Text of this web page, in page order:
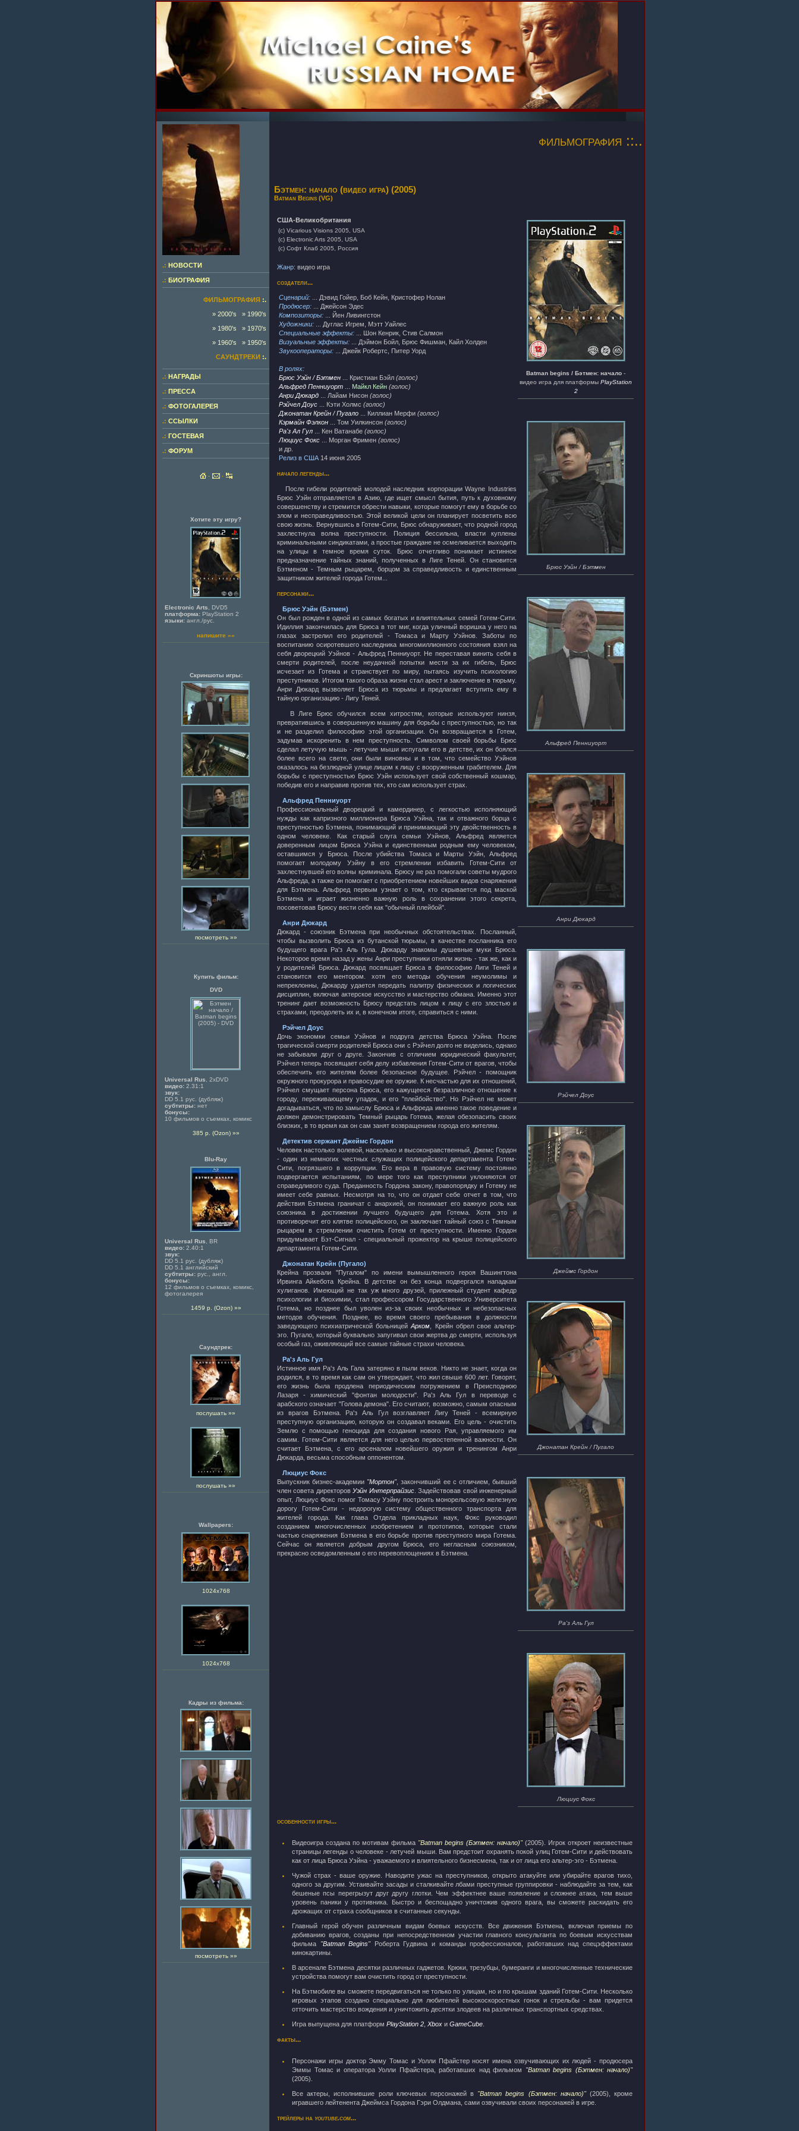
.: НОВОСТИ
.: БИОГРАФИЯ
ФИЛЬМОГРАФИЯ :.
» 2000's
» 1990's
» 1980's
» 1970's
» 1960's
» 1950's
САУНДТРЕКИ :.
.: НАГРАДЫ
.: ПРЕССА
.: ФОТОГАЛЕРЕЯ
.: ССЫЛКИ
.: ГОСТЕВАЯ
.: ФОРУМ
· ·
Хотите эту игру?
Electronic Arts , DVD5
платформа: PlayStation 2
языки: англ./рус.
напишите »»
Скриншоты игры:
посмотреть »»
Купить фильм:
DVD
Universal Rus , 2xDVD
видео: 2.31:1
звук:
DD 5.1 рус. (дубляж)
субтитры: нет
бонусы:
10 фильмов о съемках, комикс
385 р. (Ozon) »»
Blu-Ray
Universal Rus , BR
видео: 2.40:1
звук:
DD 5.1 рус. (дубляж)
DD 5.1 английский
субтитры: рус., англ.
бонусы:
12 фильмов о съемках, комикс,
фотогалерея
1459 р. (Ozon) »»
Саундтрек:
послушать »»
послушать »»
Wallpapers:
1024х768
1024х768
Кадры из фильма:
посмотреть »»
фильмография ::..
Бэтмен: начало (видео игра) (2005)
Batman Begins (VG)
США-Великобритания
(c) Vicarious Visions 2005, USA
(c) Electronic Arts 2005, USA
(c) Софт Клаб 2005, Россия
Жанр: видео игра
создатели...
Сценарий: ... Дэвид Гойер, Боб Кейн, Кристофер Нолан
Продюсер: ... Джейсон Эдес
Композиторы: ... Йен Ливингстон
Художники: ... Дуглас Игрем, Мэтт Уайлес
Специальные эффекты: ... Шон Кенрик, Стив Салмон
Визуальные эффекты: ... Дэймон Бойл, Брюс Фишман, Кайл Холден
Звукооператоры: ... Джейк Робертс, Питер Уорд
В ролях:
Брюс Уэйн / Бэтмен ... Кристиан Бэйл (голос)
Альфред Пенниуорт
Майкл Кейн (голос)
Анри Дюкард ... Лайам Нисон (голос)
Рэйчел Доус ... Кэти Холмс (голос)
Джонатан Крейн / Пугало ... Киллиан Мерфи (голос)
Кэрмайн Фэлкон ... Том Уилкинсон (голос)
Ра'з Ал Гул ... Кен Ватанабе (голос)
Люциус Фокс ... Морган Фримен (голос)
и др.
Релиз в США 14 июня 2005
начало легенды...
После гибели родителей молодой наследник корпорации Wayne Industries
Брюс Уэйн отправляется в Азию, где ищет смысл бытия, путь к духовному
совершенству и стремится обрести навыки, которые помогут ему в борьбе со
злом и несправедливостью. Этой великой цели он планирует посветить всю
свою жизнь. Вернувшись в Готем-Сити, Брюс обнаруживает, что родной город
захлестнула волна преступности. Полиция бессильна, власти куплены
криминальными синдикатами, а простые граждане не осмеливается выходить
на улицы в темное время суток. Брюс отчетливо понимает истинное
предназначение тайных знаний, полученных в Лиге Теней. Он становится
Бэтменом - Темным рыцарем, борцом за справедливость и единственным
защитником жителей города Готем...
персонажи...
Брюс Уэйн (Бэтмен)
Он был рожден в одной из самых богатых и влиятельных семей Готем-Сити.
Идиллия закончилась для Брюса в тот миг, когда уличный воришка у него на
глазах застрелил его родителей - Томаса и Марту Уэйнов. Заботы по
воспитанию осиротевшего наследника многомиллионного состояния взял на
себя дворецкий Уэйнов - Альфред Пенниуорт. Не переставая винить себя в
смерти родителей, после неудачной попытки мести за их гибель, Брюс
исчезает из Готема и странствует по миру, пытаясь изучить психологию
преступников. Итогом такого образа жизни стал арест и заключение в тюрьму.
Анри Дюкард вызволяет Брюса из тюрьмы и предлагает вступить ему в
тайную организацию - Лигу Теней.
В Лиге Брюс обучился всем хитростям, которые используют нинзя,
превратившись в совершенную машину для борьбы с преступностью, но так
и не разделил философию этой организации. Он возвращается в Готем,
задумав искоренить в нем преступность. Символом своей борьбы Брюс
сделал летучую мышь - летучие мыши испугали его в детстве, их он боялся
более всего на свете, они были виновны и в том, что семейство Уэйнов
оказалось на безлюдной улице лицом к лицу с вооруженным грабителем. Для
борьбы с преступностью Брюс Уэйн использует свой собственный кошмар,
победив его и направив против тех, кто сам использует страх.
Альфред Пенниуорт
Профессиональный дворецкий и камердинер, с легкостью исполняющий
нужды как капризного миллионера Брюса Уэйна, так и отважного борца с
преступностью Бэтмена, понимающий и принимающий эту двойственность в
одном человеке. Как старый слуга семьи Уэйнов, Альфред является
доверенным лицом Брюса Уэйна и единственным родным ему человеком,
оставшимся у Брюса. После убийства Томаса и Марты Уэйн, Альфред
помогает молодому Уэйну в его стремлении избавить Готем-Сити от
захлестнувшей его волны криминала. Брюсу не раз помогали советы мудрого
Альфреда, а также он помогает с приобретением новейших видов снаряжения
для Бэтмена. Альфред первым узнает о том, кто скрывается под маской
Бэтмена и играет жизненно важную роль в сохранении этого секрета,
посоветовав Брюсу вести себя как "обычный плейбой".
Анри Дюкард
Дюкард - союзник Бэтмена при необычных обстоятельствах. Посланный,
чтобы вызволить Брюса из бутанской тюрьмы, в качестве посланника его
будущего врага Ра'з Аль Гула. Дюкарду знакомы душевные муки Брюса.
Некоторое время назад у жены Анри преступники отняли жизнь - так же, как и
у родителей Брюса. Дюкард посвящает Брюса в философию Лиги Теней и
становится его ментором. хотя его методы обучения неумолимы и
непреклонны, Дюкарду удается передать палитру физических и логических
дисциплин, включая актерское искусство и мастерство обмана. Именно этот
тренинг дает возможность Брюсу предстать лицом к лицу с его злостью и
страхами, преодолеть их и, в конечном итоге, справиться с ними.
Рэйчел Доус
Дочь экономки семьи Уэйнов и подруга детства Брюса Уэйна. После
трагической смерти родителей Брюса они с Рэйчел долго не виделись, однако
не забывали друг о друге. Закончив с отличием юридический факультет,
Рэйчел теперь посвящает себя делу избавления Готем-Сити от врагов, чтобы
обеспечить его жителям более безопасное будущее. Рэйчел - помощник
окружного прокурора и правосудие ее оружие. К несчастью для их отношений,
Рэйчел смущает персона Брюса, его кажущееся безразличное отношение к
городу, переживающему упадок, и его "плейбойство". Но Рэйчел не может
догадываться, что по замыслу Брюса и Альфреда именно такое поведение и
должен демонстрировать Темный рыцарь Готема, желая обезопасить своих
близких, в то время как он сам занят возвращением города его жителям.
Детектив сержант Джеймс Гордон
Человек настолько волевой, насколько и высоконравственный, Джемс Гордон
- один из немногих честных служащих полицейского департамента Готем-
Сити, погрязшего в коррупции. Его вера в правовую систему постоянно
подвергается испытаниям, по мере того как преступники уклоняются от
справедливого суда. Преданность Гордона закону, правопорядку и Готему не
имеет себе равных. Несмотря на то, что он отдает себе отчет в том, что
действия Бэтмена граничат с анархией, он понимает его важную роль как
союзника в достижении лучшего будущего для Готема. Хотя это и
противоречит его клятве полицейского, он заключает тайный союз с Темным
рыцарем в стремлении очистить Готем от преступности. Именно Гордон
придумывает Бэт-Сигнал - специальный прожектор на крыше полицейского
департамента Готем-Сити.
Джонатан Крейн (Пугало)
Крейна прозвали "Пугалом" по имени вымышленного героя Вашингтона
Ирвинга Айкебота Крейна. В детстве он без конца подвергался нападкам
хулиганов. Имеющий не так уж много друзей, прилежный студент кафедр
психологии и биохимии, стал профессором Государственного Университета
Готема, но позднее был уволен из-за своих необычных и небезопасных
методов обучения. Позднее, во время своего пребывания в должности
заведующего психиатрической больницейАрком , Крейн обрел свое альтер-
эго. Пугало, который буквально запугивал свои жертва до смерти, используя
особый газ, оживляющий все самые тайные страхи человека.
Ра'з Аль Гул
Истинное имя Ра'з Аль Гала затеряно в пыли веков. Никто не знает, когда он
родился, в то время как сам он утверждает, что жил свыше 600 лет. Говорят,
его жизнь была продлена периодическим погружением в Преисподнюю
Лазаря - химический "фонтан молодости". Ра'з Аль Гул в переводе с
арабского означает "Голова демона". Его считают, возможно, самым опасным
из врагов Бэтмена. Ра'з Аль Гул возглавляет Лигу Теней - всемирную
преступную организацию, которую он создавал веками. Его цель - очистить
Землю с помощью геноцида для создания нового Рая, управляемого им
самим. Готем-Сити является для него целью первостепенной важности. Он
считает Бэтмена, с его арсеналом новейшего оружия и тренингом Анри
Дюкарда, весьма способным оппонентом.
Люциус Фокс
Выпускник бизнес-академии "Мортон", закончивший ее с отличием, бывший
член совета директоров Уэйн Интерпрайзис. Задействовав свой инженерный
опыт, Люциус Фокс помог Томасу Уэйну построить монорельсовую железную
дорогу Готем-Сити - недорогую систему общественного транспорта для
жителей города. Как глава Отдела прикладных наук, Фокс руководил
созданием многочисленных изобретением и прототипов, которые стали
частью снаряжения Бэтмена в его борьбе против преступного мира Готема.
Сейчас он является добрым другом Брюса, его негласным союзником,
прекрасно осведомленным о его перевоплощениях в Бэтмена.
Batman begins / Бэтмен: начало -
видео игра для платформы PlayStation
2
Брюс Уэйн / Бэтмен
Альфред Пенниуорт
Анри Дюкард
Рэйчел Доус
Джеймс Гордон
Джонатан Крейн / Пугало
Ра'з Аль Гул
Люциус Фокс
особенности игры...
Видеоигра создана по мотивам фильма "Batman begins (Бэтмен: начало)"(2005). Игрок откроет неизвестные
страницы легенды о человеке - летучей мыши. Вам предстоит охранять покой улиц Готем-Сити и действовать
как от лица Брюса Уэйна - уважаемого и влиятельного бизнесмена, так и от лица его альтер-эго - Бэтмена.
Чужой страх - ваше оружие. Наводите ужас на преступников, открыто атакуйте или убирайте врагов тихо,
одного за другим. Устаивайте засады и сталкивайте лбами преступные группировки - наблюдайте за тем, как
бешеные псы перегрызут друг другу глотки. Чем эффектнее ваше появление и сложнее атака, тем выше
уровень паники у противника. Быстро и беспощадно уничтожив одного врага, вы сможете раскидать его
дрожащих от страха сообщников в считанные секунды.
Главный герой обучен различным видам боевых искусств. Все движения Бэтмена, включая приемы по
добиванию врагов, созданы при непосредственном участии главного консультанта по боевым искусствам
фильма
"Batman Begins"Роберта Гудвина и команды профессионалов, работавших над спецэффектами
кинокартины.
В арсенале Бэтмена десятки различных гаджетов. Крюки, трезубцы, бумеранги и многочисленные технические
устройства помогут вам очистить город от преступности.
На Бэтмобиле вы сможете передвигаться не только по улицам, но и по крышам зданий Готем-Сити. Несколько
игровых этапов создано специально для любителей высокоскоростных гонок и стрельбы - вам придется
отточить мастерство вождения и уничтожить десятки злодеев на различных транспортных средствах.
Игра выпущена для платформ PlayStation 2 Xbox и GameCube
факты...
Персонажи игры доктор Эмму Томас и Уолли Пфайстер носят имена озвучивающих их людей - продюсера
Эммы Томас и оператора Уолли Пфайстера, работавших над фильмом
"Batman begins (Бэтмен: начало)"
(2005).
Все актеры, исполнившие роли ключевых персонажей в "Batman begins (Бэтмен: начало)"(2005), кроме
игравшего лейтенента Джеймса Гордона Гэри Олдмана, сами озвучивали своих персонажей в игре.
трейлеры на youtube.com...